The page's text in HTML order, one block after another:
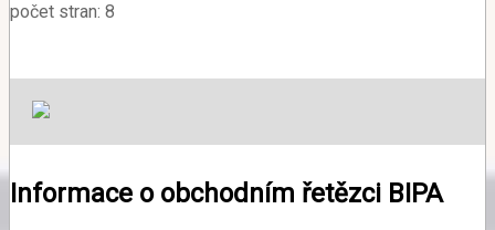
počet stran: 8
Informace o obchodním řetězci BIPA